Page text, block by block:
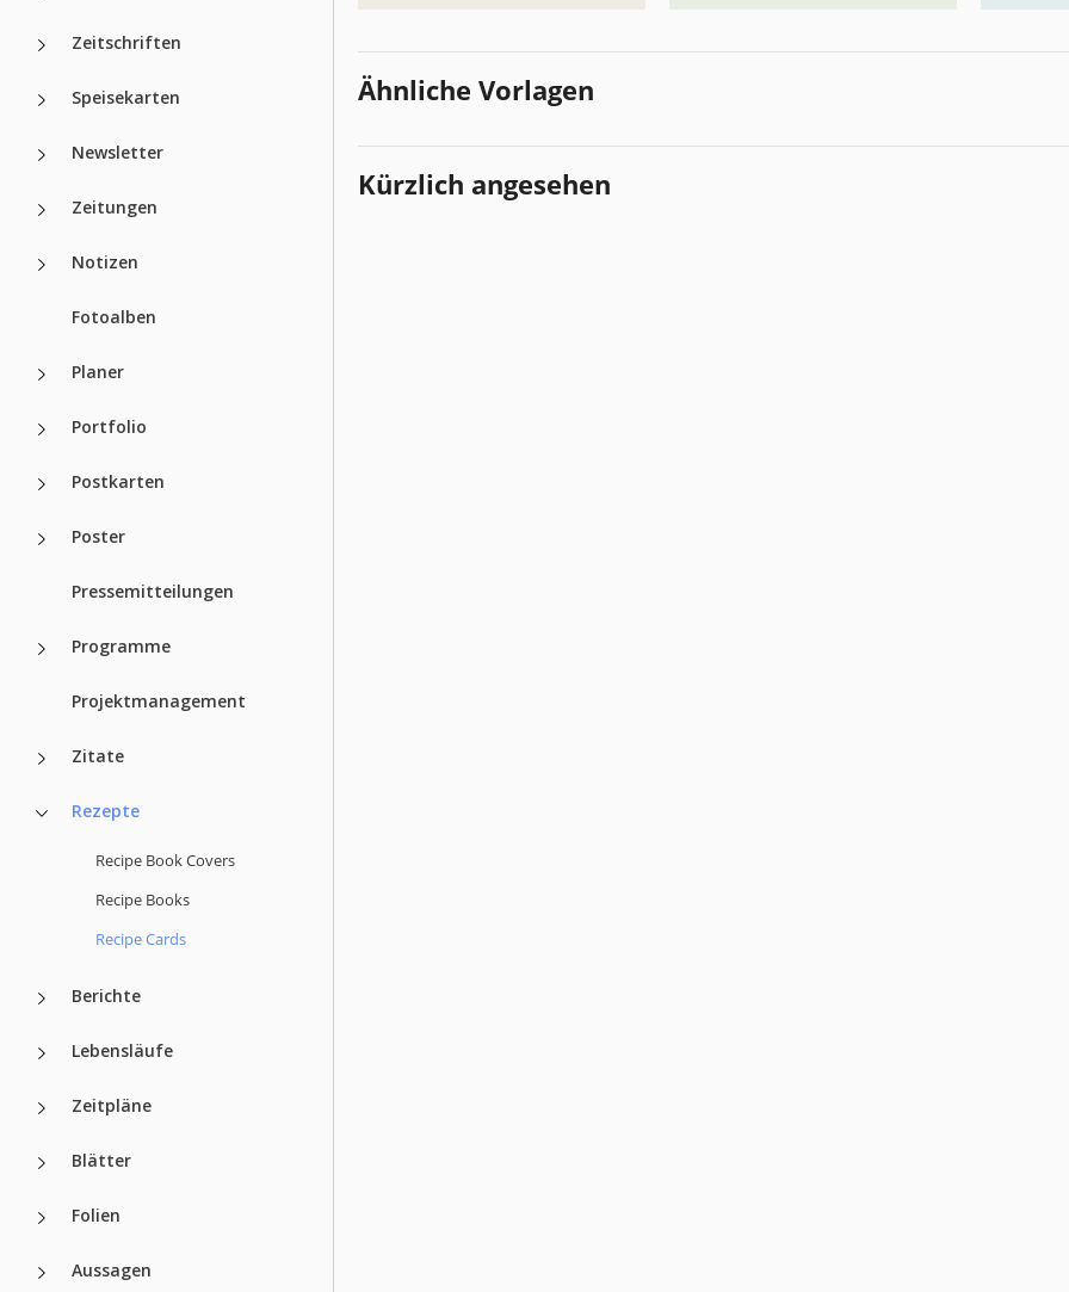
Zeitschriften
Speisekarten
Newsletter
Zeitungen
Notizen
Fotoalben
Planer
Portfolio
Postkarten
Poster
Pressemitteilungen
Programme
Projektmanagement
Zitate
Rezepte
Recipe Book Covers
Recipe Books
Recipe Cards
Berichte
Lebensläufe
Zeitpläne
Blätter
Folien
Aussagen
Ähnliche Vorlagen
Kürzlich angesehen